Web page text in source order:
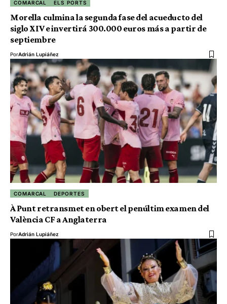
COMARCAL ELS PORTS
Morella culmina la segunda fase del acueducto del
siglo XIV e invertirá 300.000 euros más a partir de
septiembre
PorAdrián Lupiáñez
COMARCAL DEPORTES
À Punt retransmet en obert el penúltim examen del
València CF a Anglaterra
PorAdrián Lupiáñez